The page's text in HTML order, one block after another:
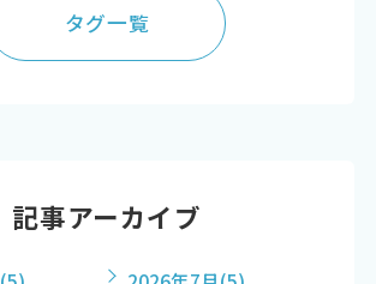
タグ一覧
記事アーカイブ